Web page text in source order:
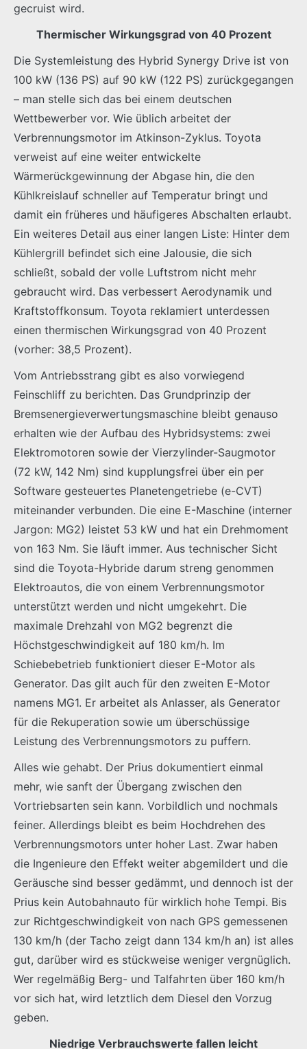
gecruist wird.
Thermischer Wirkungsgrad von 40 Prozent
Die Systemleistung des Hybrid Synergy Drive ist von
100 kW (136 PS) auf 90 kW (122 PS) zurückgegangen
– man stelle sich das bei einem deutschen
Wettbewerber vor. Wie üblich arbeitet der
Verbrennungsmotor im Atkinson-Zyklus. Toyota
verweist auf eine weiter entwickelte
Wärmerückgewinnung der Abgase hin, die den
Kühlkreislauf schneller auf Temperatur bringt und
damit ein früheres und häufigeres Abschalten erlaubt.
Ein weiteres Detail aus einer langen Liste: Hinter dem
Kühlergrill befindet sich eine Jalousie, die sich
schließt, sobald der volle Luftstrom nicht mehr
gebraucht wird. Das verbessert Aerodynamik und
Kraftstoffkonsum. Toyota reklamiert unterdessen
einen thermischen Wirkungsgrad von 40 Prozent
(vorher: 38,5 Prozent).
Vom Antriebsstrang gibt es also vorwiegend
Feinschliff zu berichten. Das Grundprinzip der
Bremsenergieverwertungsmaschine bleibt genauso
erhalten wie der Aufbau des Hybridsystems: zwei
Elektromotoren sowie der Vierzylinder-Saugmotor
(72 kW, 142 Nm) sind kupplungsfrei über ein per
Software gesteuertes Planetengetriebe (e-CVT)
miteinander verbunden. Die eine E-Maschine (interner
Jargon: MG2) leistet 53 kW und hat ein Drehmoment
von 163 Nm. Sie läuft immer. Aus technischer Sicht
sind die Toyota-Hybride darum streng genommen
Elektroautos, die von einem Verbrennungsmotor
unterstützt werden und nicht umgekehrt. Die
maximale Drehzahl von MG2 begrenzt die
Höchstgeschwindigkeit auf 180 km/h. Im
Schiebebetrieb funktioniert dieser E-Motor als
Generator. Das gilt auch für den zweiten E-Motor
namens MG1. Er arbeitet als Anlasser, als Generator
für die Rekuperation sowie um überschüssige
Leistung des Verbrennungsmotors zu puffern.
Alles wie gehabt. Der Prius dokumentiert einmal
mehr, wie sanft der Übergang zwischen den
Vortriebsarten sein kann. Vorbildlich und nochmals
feiner. Allerdings bleibt es beim Hochdrehen des
Verbrennungsmotors unter hoher Last. Zwar haben
die Ingenieure den Effekt weiter abgemildert und die
Geräusche sind besser gedämmt, und dennoch ist der
Prius kein Autobahnauto für wirklich hohe Tempi. Bis
zur Richtgeschwindigkeit von nach GPS gemessenen
130 km/h (der Tacho zeigt dann 134 km/h an) ist alles
gut, darüber wird es stückweise weniger vergnüglich.
Wer regelmäßig Berg- und Talfahrten über 160 km/h
vor sich hat, wird letztlich dem Diesel den Vorzug
geben.
Niedrige Verbrauchswerte fallen leicht